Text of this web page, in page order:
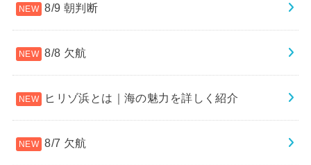
8/9 朝判断
8/8 欠航
ヒリゾ浜とは｜海の魅力を詳しく紹介
8/7 欠航